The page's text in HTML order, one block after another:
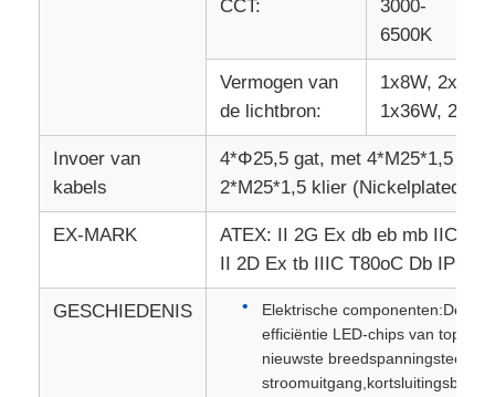
CCT:
3000-
6500K
Vermogen van
de lichtbron:
1x8W,
1x36W,
Invoer van
kabels
4*Φ25,5 gat, met 4*M25*1,5
2*M25*1,5 klier (Nickelplated
EX-MARK
ATEX: II 2G Ex db eb mb IIC T6
II 2D Ex tb IIIC T80oC Db IP66
GESCHIEDENIS
Elektrische componenten:De
efficiëntie LED-chips van
nieuwste